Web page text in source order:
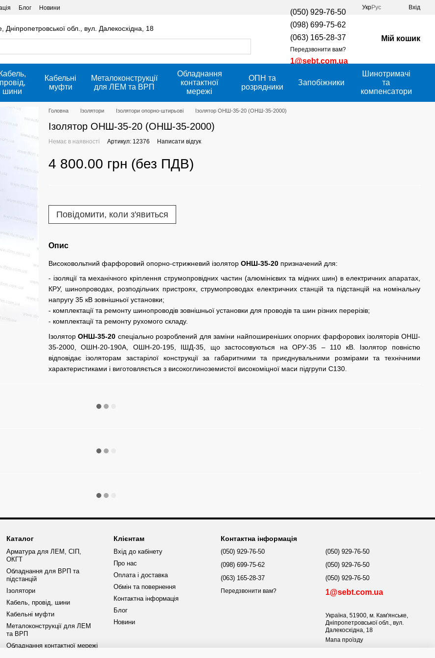
Блог Новини УкрРус Вхід
обл., вул. Далекосхідна, 18
(050) 929-76-50
(098) 699-75-62
(063) 165-28-37
Передзвонити вам?
1@sebt.com.ua
Мій кошик
Кабель,
провід,
шини
Кабельні
муфти
Металоконструкції
для ЛЕМ та ВРП
Обладнання
контактної
мережі
ОПН та
розрядники
Запобіжники
Шинотримачі
та
компенсатори
Головна Ізолятори Ізолятори опорно-штирьові Ізолятор ОНШ-35-20 (ОНШ-35-2000)
Ізолятор ОНШ-35-20 (ОНШ-35-2000)
Немає в наявності Артикул: 12376 Написати відгук
4 800.00 грн (без ПДВ)
Повідомити, коли з'явиться
Опис
Високовольтний фарфоровий опорно-стрижневий ізолятор ОНШ-35-20призначений для:
- ізоляції та механічного кріплення струмопровідних частин (алюмінієвих та мідних шин) в електричних апаратах,
КРУ, шинопроводах, розподільчих пристроях, струмопроводах електричних станцій та підстанцій на номінальну
напругу 35 кВ зовнішньої установки;
- комплектації та ремонту шинопроводів зовнішньої установки для проводів та шин різних перерізів;
- комплектації та ремонту рухомого складу.
ІзоляторОНШ-35-20 спеціально розроблений для заміни найпоширеніших опорних фарфорових ізоляторів ОНШ-
35-2000, ОШН-20-190А, ОШН-20-195, ІШД-35, що застосовуються на ОРУ-35 – 110 кВ. Ізолятор повністю
відповідає ізоляторам застарілої конструкції за габаритними та приєднувальними розмірами та технічними
характеристиками і виготовляється з високоглиноземистої високоміцної маси підгрупи С130.
Каталог
Арматура для ЛЕМ, СІП,
ОКГТ
Обладнання для ВРП та
підстанцій
Ізолятори
Кабель, провід, шини
Кабельні муфти
Металоконструкції для ЛЕМ
та ВРП
Обладнання контактної мережі
Клієнтам
Вхід до кабінету
Про нас
Оплата і доставка
Обмін та повернення
Контактна інформація
Блог
Новини
Контактна інформація
(050) 929-76-50
(098) 699-75-62
(063) 165-28-37
Передзвонити вам?
(050) 929-76-50
(050) 929-76-50
(050) 929-76-50
1@sebt.com.ua
Україна, 51900, м. Кам'янське,
Дніпропетровської обл., вул.
Далекосхідна, 18
Мапа проїзду